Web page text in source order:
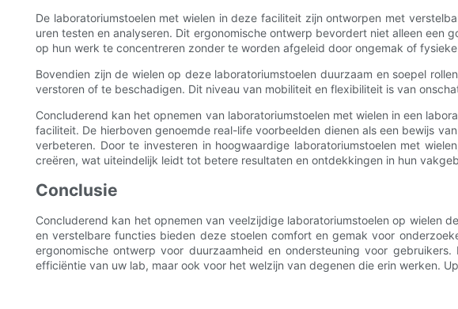
De laboratoriumstoelen met wielen in deze faciliteit zijn ontworpen met
uren testen en analyseren. Dit ergonomische ontwerp bevordert niet alleen
op hun werk te concentreren zonder te worden afgeleid door ongemak of
Bovendien zijn de wielen op deze laboratoriumstoelen duurzaam en soepel
verstoren of te beschadigen. Dit niveau van mobiliteit en flexibiliteit is van
Concluderend kan het opnemen van laboratoriumstoelen met wielen in een
faciliteit. De hierboven genoemde real-life voorbeelden dienen als een bewijs
verbeteren. Door te investeren in hoogwaardige laboratoriumstoelen met
creëren, wat uiteindelijk leidt tot betere resultaten en ontdekkingen in hun
Conclusie
Concluderend kan het opnemen van veelzijdige laboratoriumstoelen op wielen
en verstelbare functies bieden deze stoelen comfort en gemak voor
ergonomische ontwerp voor duurzaamheid en ondersteuning voor
efficiëntie van uw lab, maar ook voor het welzijn van degenen die erin werken.